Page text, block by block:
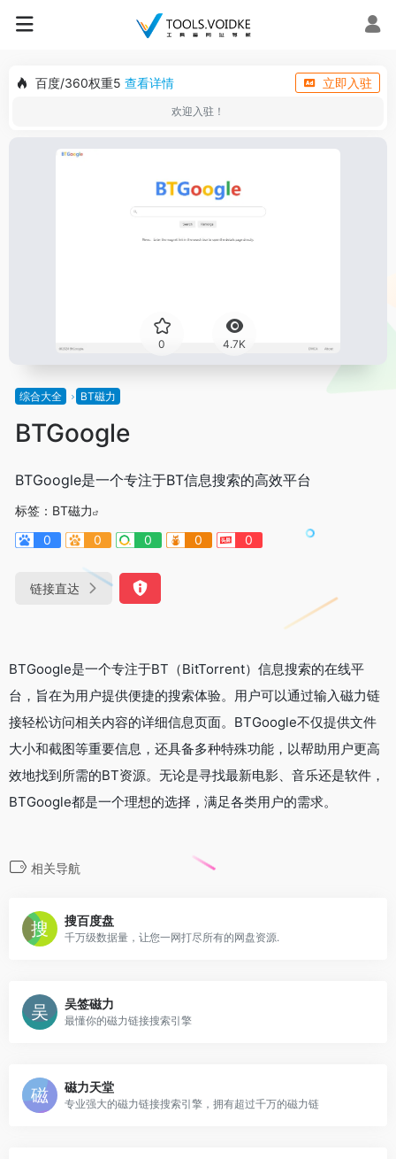
百度/360权重5 查看详情 立即入驻
欢迎入驻！
0 4.7K
综合大全 BT磁力
BTGoogle
BTGoogle是一个专注于BT信息搜索的高效平台
标签： BT磁力
0
0 0 0 0
链接直达
BTGoogle是一个专注于BT（BitTorrent）信息搜索的在线平
台，旨在为用户提供便捷的搜索体验。用户可以通过输入磁力链
接轻松访问相关内容的详细信息页面。BTGoogle不仅提供文件
大小和截图等重要信息，还具备多种特殊功能，以帮助用户更高
效地找到所需的BT资源。无论是寻找最新电影、音乐还是软件，
BTGoogle都是一个理想的选择，满足各类用户的需求。
相关导航
搜百度盘
千万级数据量，让您一网打尽所有的网盘资源.
吴签磁力
最懂你的磁力链接搜索引擎
磁力天堂
专业强大的磁力链接搜索引擎，拥有超过千万的磁力链